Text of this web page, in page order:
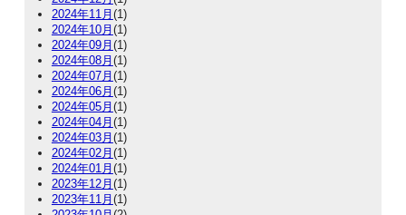
2024年11月 (1)
2024年10月 (1)
2024年09月 (1)
2024年08月 (1)
2024年07月 (1)
2024年06月 (1)
2024年05月 (1)
2024年04月 (1)
2024年03月 (1)
2024年02月 (1)
2024年01月 (1)
2023年12月 (1)
2023年11月 (1)